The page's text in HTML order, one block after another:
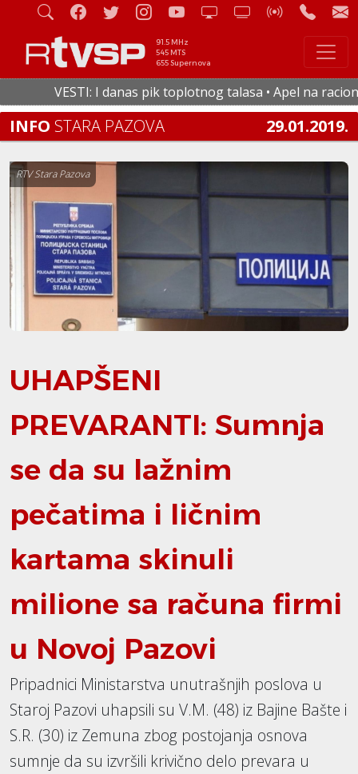
91.5 MHz
545 MTS
655 Supernova
VESTI: I danas pik toplotnog talasa • Apel na
INFO STARA PAZOVA 29.01.2019.
RTV Stara Pazova
UHAPŠENI
PREVARANTI: Sumnja
se da su lažnim
pečatima i ličnim
kartama skinuli
milione sa računa firmi
u Novoj Pazovi
Pripadnici Ministarstva unutrašnjih poslova u
Staroj Pazovi uhapsili su V.M. (48) iz Bajine Bašte i
S.R. (30) iz Zemuna zbog postojanja osnova
sumnje da su izvršili krivično delo prevara u